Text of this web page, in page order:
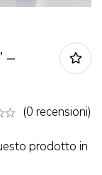
–
(0 recensioni)
prodotto in